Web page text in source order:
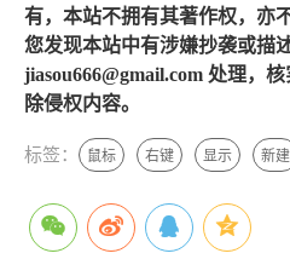
有，本站不拥有其著作权，亦
您发现本站中有涉嫌抄袭或描
jiasou666@gmail.com 处理，
除侵权内容。
标签： 鼠标 右键 显示 新建